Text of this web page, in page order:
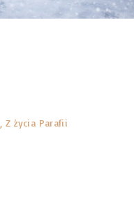
Z życia Parafii